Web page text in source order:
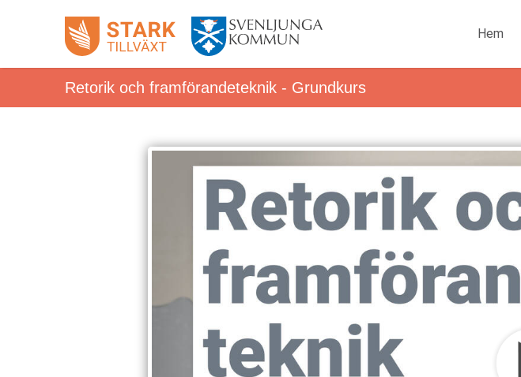
Hem
Retorik och framförandeteknik - Grundkurs